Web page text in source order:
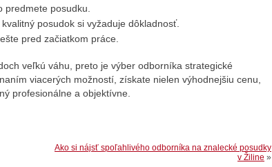
predmete posudku.
posudok si vyžaduje dôkladnosť.
pred začiatkom práce.
veľkú váhu, preto je výber odborníka strategické
viacerých možností, získate nielen výhodnejšiu cenu,
profesionálne a objektívne.
Ako si nájsť spoľahlivého odborníka na znalecké posudky
v Žiline »